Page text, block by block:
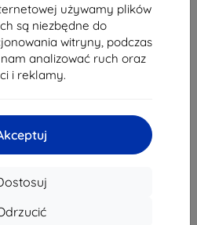
używamy plików
są niezbędne do
witryny, podczas
analizować ruch oraz
i reklamy.